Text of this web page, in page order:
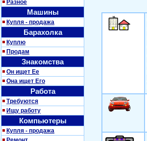
Разное
Машины
Купля - продажа
Барахолка
Куплю
Продам
Знакомства
Он ищет Ее
Она ищет Его
Работа
Требуются
Ищу работу
Компьютеры
Купля - продажа